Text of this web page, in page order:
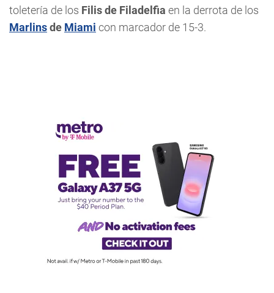
toletería de los Filis de Filadelfia en la derrota de los
Marlinsde Miami con marcador de 15-3.